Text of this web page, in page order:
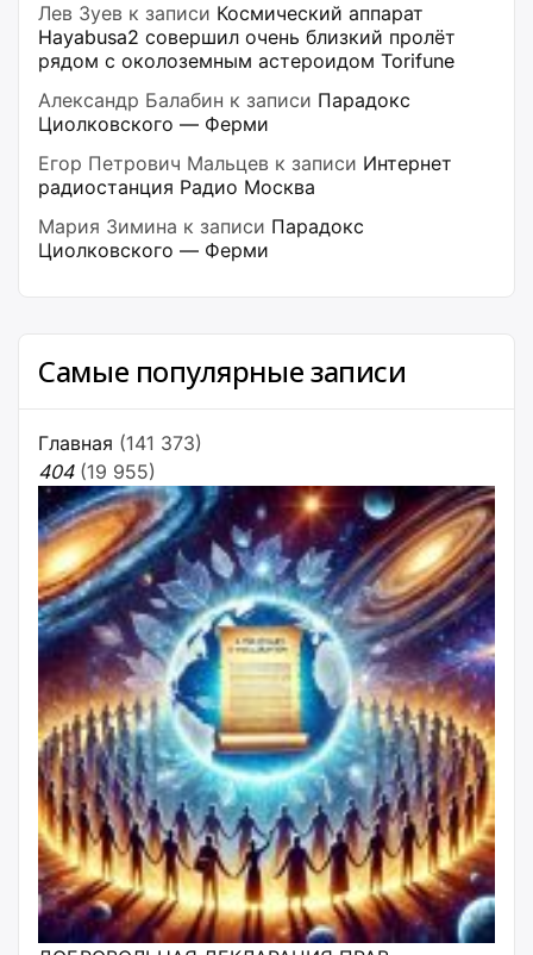
Лев Зуев к записи Космический аппарат
Hayabusa2 совершил очень близкий пролёт
рядом с околоземным астероидом Torifune
Александр Балабин к записи Парадокс
Циолковского — Ферми
Егор Петрович Мальцев к записи Интернет
радиостанция Радио Москва
Мария Зимина к записи Парадокс
Циолковского — Ферми
Самые популярные записи
Главная (141 373)
404 (19 955)